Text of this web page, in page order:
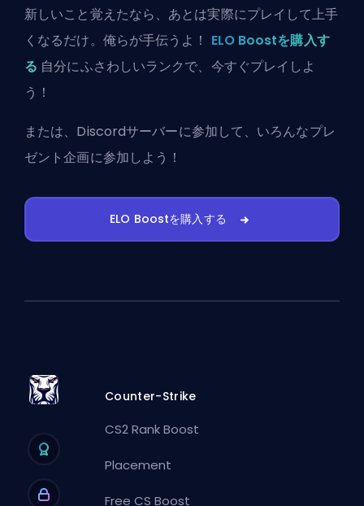
新しいこと覚えたなら、あとは実際にプレイして上手
くなるだけ。俺らが手伝うよ！ ELO Boostを購入す
る 自分にふさわしいランクで、今すぐプレイしよ
う！
または、 Discordサーバーに参加して、いろんなプレ
ゼント企画に参加しよう！
ELO Boostを購入する
Counter-Strike
CS2 Rank Boost
Placement
Free CS Boost